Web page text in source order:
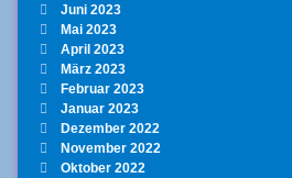
Juni 2023
Mai 2023
April 2023
März 2023
Februar 2023
Januar 2023
Dezember 2022
November 2022
Oktober 2022